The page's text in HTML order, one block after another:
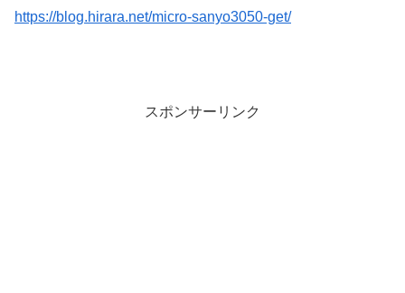
https://blog.hirara.net/micro-sanyo3050-get/
スポンサーリンク